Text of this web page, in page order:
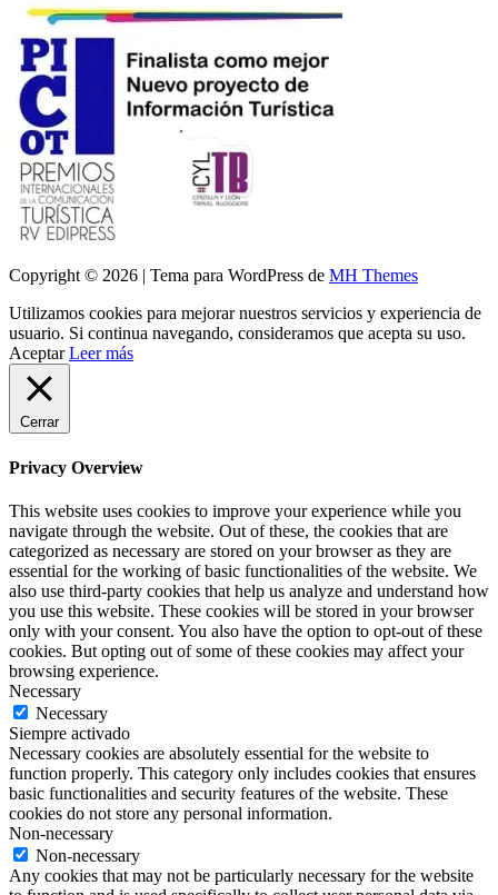
Copyright © 2026 | Tema para WordPress de MH Themes
Utilizamos cookies para mejorar nuestros servicios y experiencia de
usuario. Si continua navegando, consideramos que acepta su uso.
Aceptar Leer más
Cerrar
Privacy Overview
This website uses cookies to improve your experience while you
navigate through the website. Out of these, the cookies that are
categorized as necessary are stored on your browser as they are
essential for the working of basic functionalities of the website. We
also use third-party cookies that help us analyze and understand how
you use this website. These cookies will be stored in your browser
only with your consent. You also have the option to opt-out of these
cookies. But opting out of some of these cookies may affect your
browsing experience.
Necessary
Necessary
Siempre activado
Necessary cookies are absolutely essential for the website to
function properly. This category only includes cookies that ensures
basic functionalities and security features of the website. These
cookies do not store any personal information.
Non-necessary
Non-necessary
Any cookies that may not be particularly necessary for the website